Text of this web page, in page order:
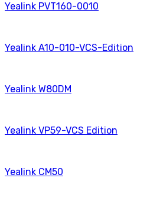
Yealink PVT160-0010
Yealink A10-010-VCS-Edition
Yealink W80DM
Yealink VP59-VCS Edition
Yealink CM50